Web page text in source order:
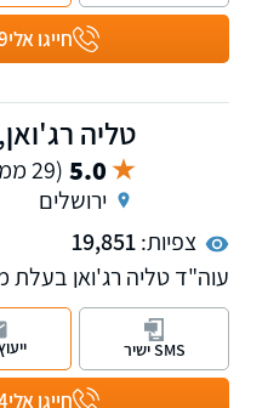
חייגו אלי
טליה רג'ואן,
5.0 (29 ממליצים)
ירושלים
צפיות:19,851
עוה"ד טליה רג'ואן בעלת
בתחום דיני העבודה, ביטוח
וייעוץ לגיל השלישי.
ובת"א.
חייגו אלי
SMS ישיר